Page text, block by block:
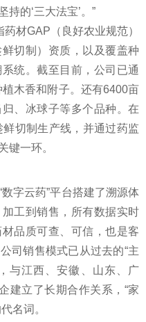
的‘三大法宝’。”
材GAP（良好农业规范）
切制）资质，以及覆盖种
统。截至目前，公司已通
木香和附子。还有6400亩
、冰球子等多个品种。在
切制生产线，并通过药监
键一环。
字云药”平台搭建了溯源体
工到销售，所有数据实时
品质可查、可信，也是客
司销售模式已从过去的“主
与江西、安徽、山东、广
建立了长期合作关系，“家
名词。